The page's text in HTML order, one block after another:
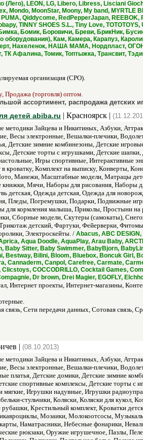
(Лего), LEON, LG, Libero, Libress, Lisciani
Mondo, MoonStar, Moony, My band,
Qiddycome, RedPepperJapan,
TINNY SHOES S.L., Tiny Love,
Бомик, Боровичи, Бреви, БрикНик,
оборудования), Кам, Камера, Карапуз,
Нахеленок, НАША МАМА, Нордпласт,
ТК Афалина, Томик, Топтыжка, Трансвит,
организация (СРО).
Продажа (торговля) оптом.
ассортимент, распродажа детских
детей abiba.ru | Красноярск |
методики Зайцева и Никитиных, Азбуки,
Весы электронные, Вешалки-плечики,
Детские зимние комбинезоны, Детские
Детские торты с игрушками, Детские
Игры спортивные, Интерактивные
в кроватку, Комплект на выписку, Конверты,
Манежи, Масштабные модели, Матрацы
Мячи, Наборы для рисования, Наборы
детская, Одежда детская, Одежда для
Пледы, Погремушки, Подарки, Подвижные
для кормления малыша, Приколы, Простыни
Сборные модели, Скутеры (самокаты),
детский, Фартуки, Фейерверки,
Электроскейты. / Abacus, ABC
Aqua Doodle, AquaPlay, Arau Baby,
Baby Sitter, Baby Swimmer, BabyBjorn,
Bestway, Bilini, Bloom, Bluebox, Boncuk
Cannaderm, Canpol, Carefree, Carmate,
Clicstoys, COCCODRILLO, Cocktail Games,
Dr brown, Drei Magier, EGOFLY,
Интернет проекты, Интернет-магазины,
связь, Сети передачи данных, Сотовая связь,
| (08.10.2013)
методики Зайцева и Никитиных, Азбуки,
Весы электронные, Вешалки-плечики,
платья, Детские домики, Детские зимние
спортивные комплексы, Детские торты
Игрушки надувные, Игрушки
стульчики, Коляски, Коляски для кукол,
Крестильный комплект, Кроватки
Мозаики, Молокоотсосы,
Наматрасники, Небесные фонарики,
рюкзаки, Оружие игрушечное, Пазлы,